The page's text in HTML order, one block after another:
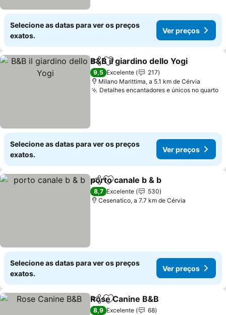
Selecione as datas para ver os preços
exatos.
Ver preços
PartilharAdicionar aos favoritos
B&B il giardino dello Yogi
9,5 Excelente
217
Milano Marittima, a 5.1 km de Cérvia
Detalhes encantadores e únicos no quarto
Selecione as datas para ver os preços
exatos.
Ver preços
PartilharAdicionar aos favoritos
porto canale b & b
8,7 Excelente
530
Cesenatico, a 7.7 km de Cérvia
Selecione as datas para ver os preços
exatos.
Ver preços
PartilharAdicionar aos favoritos
Rose Canine B&B
8,9 Excelente
68